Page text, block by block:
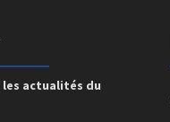
actualités du